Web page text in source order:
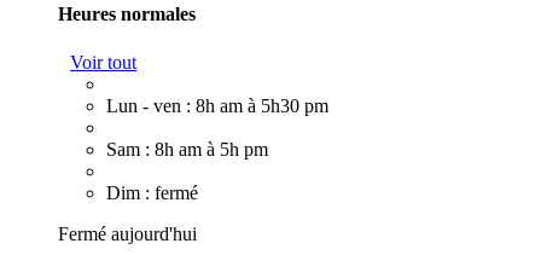
Heures normales
Voir tout
Lun - ven : 8h am à 5h30 pm
Sam : 8h am à 5h pm
Dim : fermé
Fermé aujourd'hui